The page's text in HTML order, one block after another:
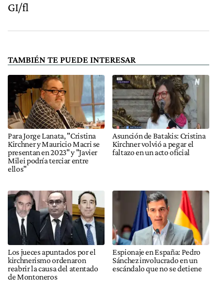
GI/fl
TAMBIÉN TE PUEDE INTERESAR
Para Jorge Lanata, "Cristina
Kirchner y Mauricio Macri se
presentan en 2023" y "Javier
Milei podría terciar entre
ellos"
Asunción de Batakis: Cristina
Kirchner volvió a pegar el
faltazo en un acto oficial
Los jueces apuntados por el
kirchnerismo ordenaron
reabrir la causa del atentado
de Montoneros
Espionaje en España: Pedro
Sánchez involucrado en un
escándalo que no se detiene